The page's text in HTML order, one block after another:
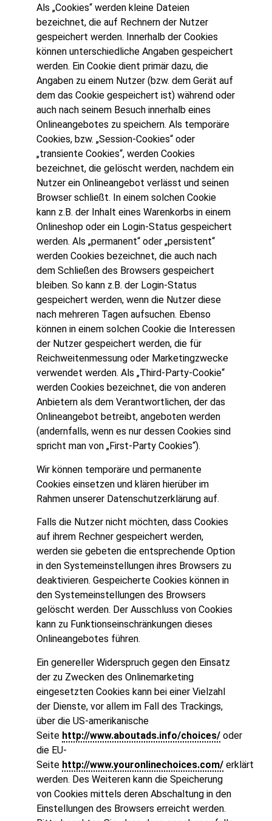
Als „Cookies“ werden kleine Dateien
bezeichnet, die auf Rechnern der Nutzer
gespeichert werden. Innerhalb der Cookies
können unterschiedliche Angaben gespeichert
werden. Ein Cookie dient primär dazu, die
Angaben zu einem Nutzer (bzw. dem Gerät auf
dem das Cookie gespeichert ist) während oder
auch nach seinem Besuch innerhalb eines
Onlineangebotes zu speichern. Als temporäre
Cookies, bzw. „Session-Cookies“ oder
„transiente Cookies“, werden Cookies
bezeichnet, die gelöscht werden, nachdem ein
Nutzer ein Onlineangebot verlässt und seinen
Browser schließt. In einem solchen Cookie
kann z.B. der Inhalt eines Warenkorbs in einem
Onlineshop oder ein Login-Status gespeichert
werden. Als „permanent“ oder „persistent“
werden Cookies bezeichnet, die auch nach
dem Schließen des Browsers gespeichert
bleiben. So kann z.B. der Login-Status
gespeichert werden, wenn die Nutzer diese
nach mehreren Tagen aufsuchen. Ebenso
können in einem solchen Cookie die Interessen
der Nutzer gespeichert werden, die für
Reichweitenmessung oder Marketingzwecke
verwendet werden. Als „Third-Party-Cookie“
werden Cookies bezeichnet, die von anderen
Anbietern als dem Verantwortlichen, der das
Onlineangebot betreibt, angeboten werden
(andernfalls, wenn es nur dessen Cookies sind
spricht man von „First-Party Cookies“).
Wir können temporäre und permanente
Cookies einsetzen und klären hierüber im
Rahmen unserer Datenschutzerklärung auf.
Falls die Nutzer nicht möchten, dass Cookies
auf ihrem Rechner gespeichert werden,
werden sie gebeten die entsprechende Option
in den Systemeinstellungen ihres Browsers zu
deaktivieren. Gespeicherte Cookies können in
den Systemeinstellungen des Browsers
gelöscht werden. Der Ausschluss von Cookies
kann zu Funktionseinschränkungen dieses
Onlineangebotes führen.
Ein genereller Widerspruch gegen den Einsatz
der zu Zwecken des Onlinemarketing
eingesetzten Cookies kann bei einer Vielzahl
der Dienste, vor allem im Fall des Trackings,
über die US-amerikanische
Seite http://www.aboutads.info/choices/ oder
die EU-
Seite http://www.youronlinechoices.com/ erklärt
werden. Des Weiteren kann die Speicherung
von Cookies mittels deren Abschaltung in den
Einstellungen des Browsers erreicht werden.